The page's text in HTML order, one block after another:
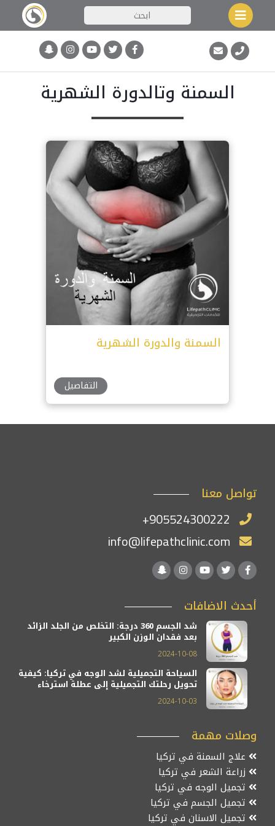
السمنة وتالدورة الشهرية
السمنة والدورة الشهرية
التفاصيل
تواصل معنا
+905524300222
info@lifepathclinic.com
أحدث الاضافات
شد الجسم 360 درجة: التخلص من الجلد الزائد
بعد فقدان الوزن الكبير
2024-10-08
السياحة التجميلية لشد الوجه في تركيا: كيفية
تحويل رحلتك التجميلية إلى عطلة استرخاء
2024-10-03
وصلات مهمة
علاج السمنة في تركيا
زراعة الشعر في تركيا
تجميل الوجه في تركيا
تجميل الجسم في تركيا
تجميل الاسنان في تركيا